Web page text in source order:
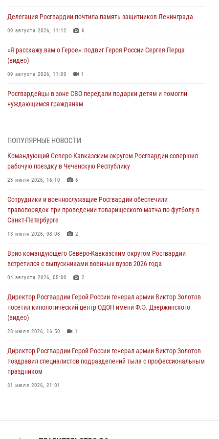
Делегация Росгвардии почтила память защитников Ленинграда
09 августа 2026, 11:12 6
«Я расскажу вам о Герое»: подвиг Героя России Сергея Перца
(видео)
09 августа 2026, 11:00 1
Росгвардейцы в зоне СВО передали подарки детям и помогли
нуждающимся гражданам
В Чеченской Республике пожарные расчеты Росгвардии и МЧС
09 августа 2026, 08:00
В Центральных регионах России продолжается ведомственная
09 августа 2026, 08:00
Лучшие футбольные команды Южного округа Росгвардии
определили на Кубани
В Кузбассе росгвардейцы помогли вернуть горожанке пропавшую
мать
ПОПУЛЯРНЫЕ НОВОСТИ
Командующий Северо-Кавказским округом Росгвардии совершил
рабочую поездку в Чеченскую Республику
23 июля 2026, 16:10 6
Сотрудники и военнослужащие Росгвардии обеспечили
правопорядок при проведении товарищеского матча по футболу в
Санкт-Петербурге
13 июля 2026, 08:08 2
Врио командующего Северо-Кавказским округом Росгвардии
встретился с выпускниками военных вузов 2026 года
04 августа 2026, 05:00 2
Директор Росгвардии Герой России генерал армии Виктор Золотов
посетил кинологический центр ОДОН имени Ф.Э. Дзержинского
(видео)
28 июля 2026, 16:50 1
Директор Росгвардии Герой России генерал армии Виктор Золотов
поздравил специалистов подразделений тыла с профессиональным
праздником
31 июля 2026, 21:01